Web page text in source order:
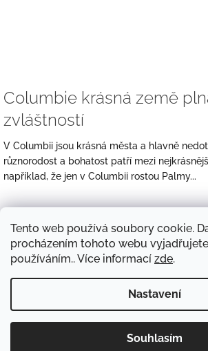
Tento web používá soubory cookie.
procházením tohoto webu
používáním.. Více informací zde.
Nastavení
Souhlasím
Columbie krásná země
zvláštností
V Columbii jsou krásná města a hlavně
různorodost a bohatost patří mezi
například, že jen v Columbii rostou Palmy...
Vítejte v našem
výběrovou
Zažijte kouzlo prémiové kávy u Vás doma.